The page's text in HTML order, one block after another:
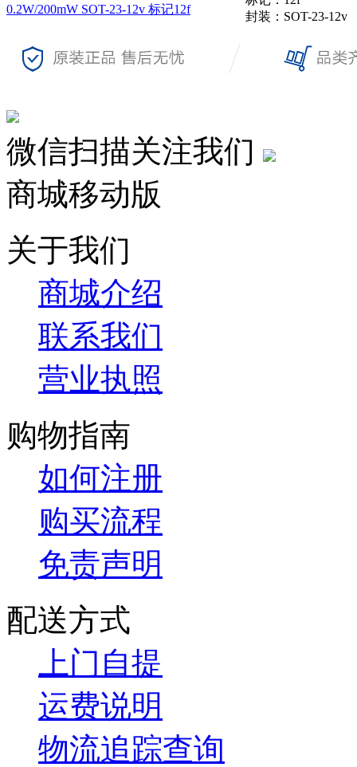
0.2W/200mW SOT-23-12v 标记12f
封装：SOT-23-12v
微信扫描关注我们
商城移动版
关于我们
商城介绍
联系我们
营业执照
购物指南
如何注册
购买流程
免责声明
配送方式
上门自提
运费说明
物流追踪查询